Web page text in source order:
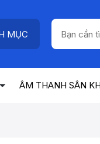
MỤC
ÂM THANH SÂN